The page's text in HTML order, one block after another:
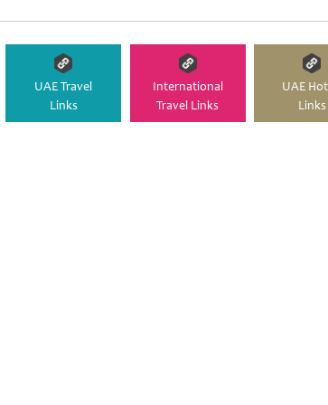
UAE Travel
Links
International
Travel Links
UAE
Links